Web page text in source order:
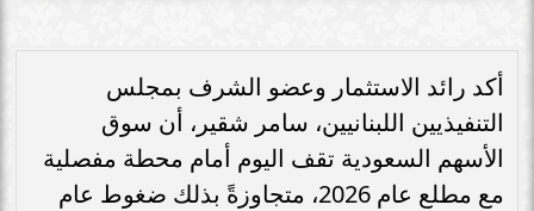
أكد رائد الاستثمار وعضو الشرف بمجلس
التنفيذيين اللبنانيين، سامر شقير، أن سوق
الأسهم السعودية تقف اليوم أمام محطة مفصلية
مع مطلع عام 2026، متجاوزةً بذلك ضغوط عام